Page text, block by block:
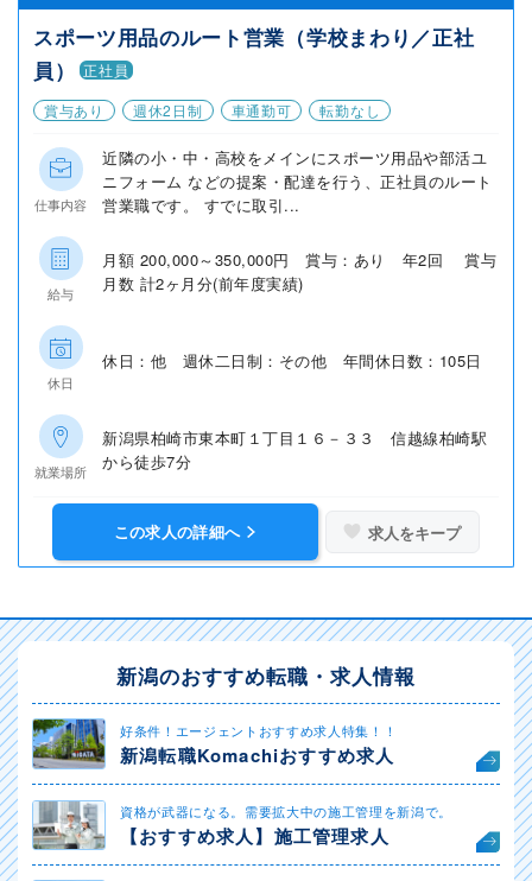
スポーツ用品のルート営業（学校まわり／正社
員）
正社員
賞与あり
週休2日制 車通勤可 転勤なし
仕事内容
近隣の小・中・高校をメインにスポーツ用品や部活ユ
ニフォーム などの提案・配達を行う、正社員のルート
営業職です。 すでに取引...
給与
月額 200,000～350,000円 賞与：あり 年2回 賞与
月数 計2ヶ月分(前年度実績)
休日
休日：他 週休二日制：その他 年間休日数：105日
就業場所
新潟県柏崎市東本町１丁目１６－３３ 信越線柏崎駅
から徒歩7分
この求人の詳細へ 求人をキープ
新潟のおすすめ転職・求人情報
好条件！エージェントおすすめ求人特集！！
新潟転職Komachiおすすめ求人
資格が武器になる。需要拡大中の施工管理を新潟で。
【おすすめ求人】施工管理求人